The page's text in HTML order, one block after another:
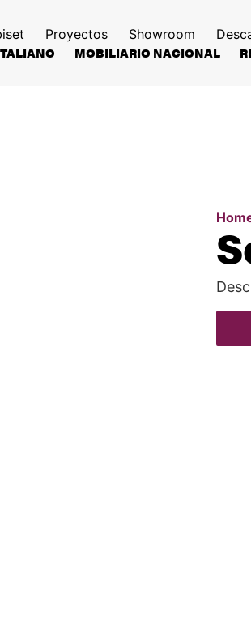
Proyectos Showroom
MOBILIARIO NACIONAL